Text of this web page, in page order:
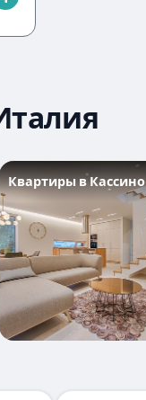
Квартиры в Кассино